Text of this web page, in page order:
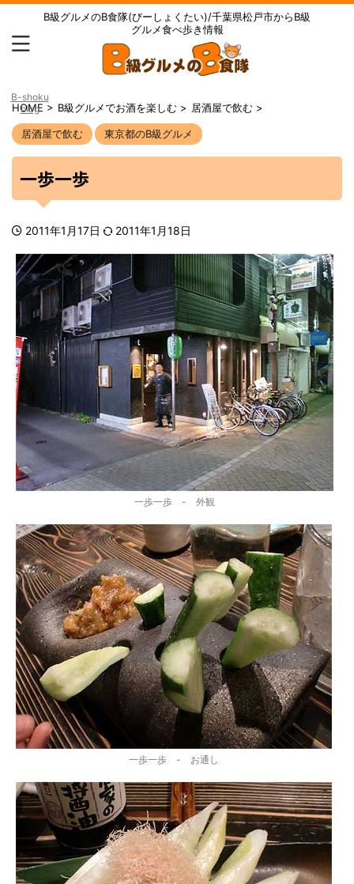
B級グルメのB食隊(びーしょくたい)/千葉県松戸市からB級
グルメ食べ歩き情報
HOME > B級グルメでお酒を楽しむ > 居酒屋で飲む >
居酒屋で飲む 東京都のB級グルメ
一歩一歩
2011年1月17日 2011年1月18日
一歩一歩 - 外観
一歩一歩 - お通し
B-shoku
blog